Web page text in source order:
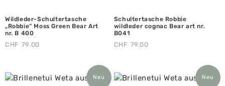
Wildleder-Schultertasche
„Robbie“ Moss Green Bear Art
nr. B 400
CHF 79.00
Schultertasche Robbie
wildleder cognac Bear art nr.
B041
CHF 79.00
Neu Neu